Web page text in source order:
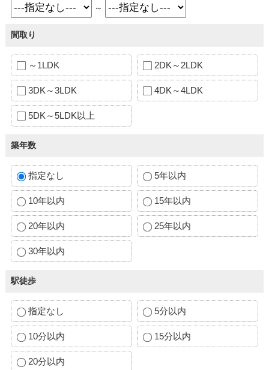
～
間取り
～1LDK 2DK～2LDK
3DK～3LDK 4DK～4LDK
5DK～5LDK以上
築年数
指定なし 5年以内
10年以内 15年以内
20年以内 25年以内
30年以内
駅徒歩
指定なし 5分以内
10分以内 15分以内
20分以内